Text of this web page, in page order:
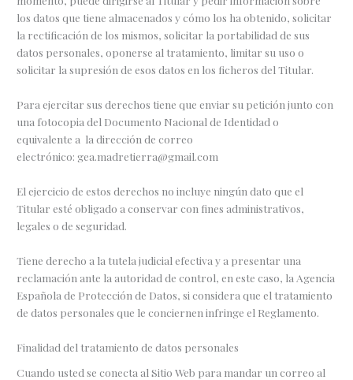
los datos que tiene almacenados y cómo los ha obtenido, solicitar
la rectificación de los mismos, solicitar la portabilidad de sus
datos personales, oponerse al tratamiento, limitar su uso o
solicitar la supresión de esos datos en los ficheros del Titular.
Para ejercitar sus derechos tiene que enviar su petición junto con
una fotocopia del Documento Nacional de Identidad o
equivalente a la dirección de correo
electrónico: gea.madretierra@gmail.com
El ejercicio de estos derechos no incluye ningún dato que el
Titular esté obligado a conservar con fines administrativos,
legales o de seguridad.
Tiene derecho a la tutela judicial efectiva y a presentar una
reclamación ante la autoridad de control, en este caso, la Agencia
Española de Protección de Datos, si considera que el tratamiento
de datos personales que le conciernen infringe el Reglamento.
Finalidad del tratamiento de datos personales
Cuando usted se conecta al Sitio Web para mandar un correo al